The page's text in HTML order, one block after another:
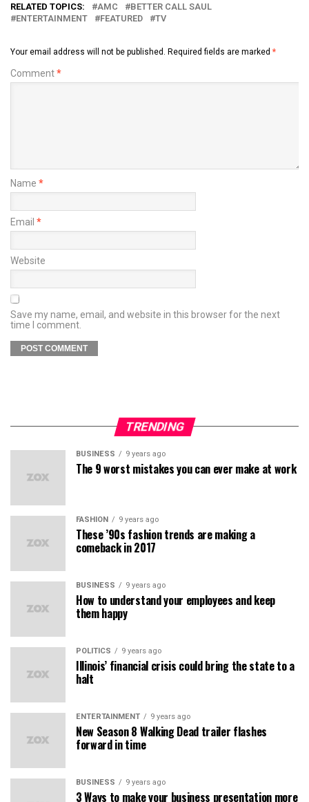
RELATED TOPICS: AMC
BETTER CALL SAUL
ENTERTAINMENT
FEATURED TV
Your email address will not be published. Required fields are marked *
Comment*
Name *
Email *
Website
Save my name, email, and website in this browser for the next
time I comment.
TRENDING
BUSINESS 9 years ago
The 9 worst mistakes you can ever make at work
FASHION 9 years ago
These ’90s fashion trends are making a
comeback in 2017
BUSINESS 9 years ago
How to understand your employees and keep
them happy
POLITICS 9 years ago
Illinois’ financial crisis could bring the state to a
halt
ENTERTAINMENT 9 years ago
New Season 8 Walking Dead trailer flashes
forward in time
BUSINESS 9 years ago
3 Ways to make your business presentation more